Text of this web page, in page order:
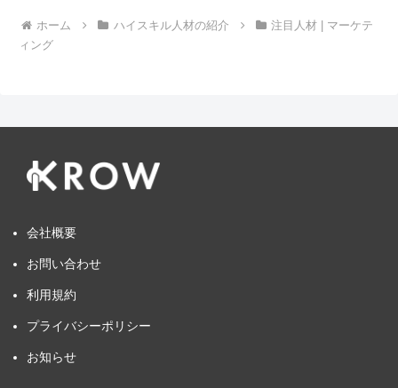
ホーム ハイスキル人材の紹介
注目人材 | マーケテ
ィング
会社概要
お問い合わせ
利用規約
プライバシーポリシー
お知らせ